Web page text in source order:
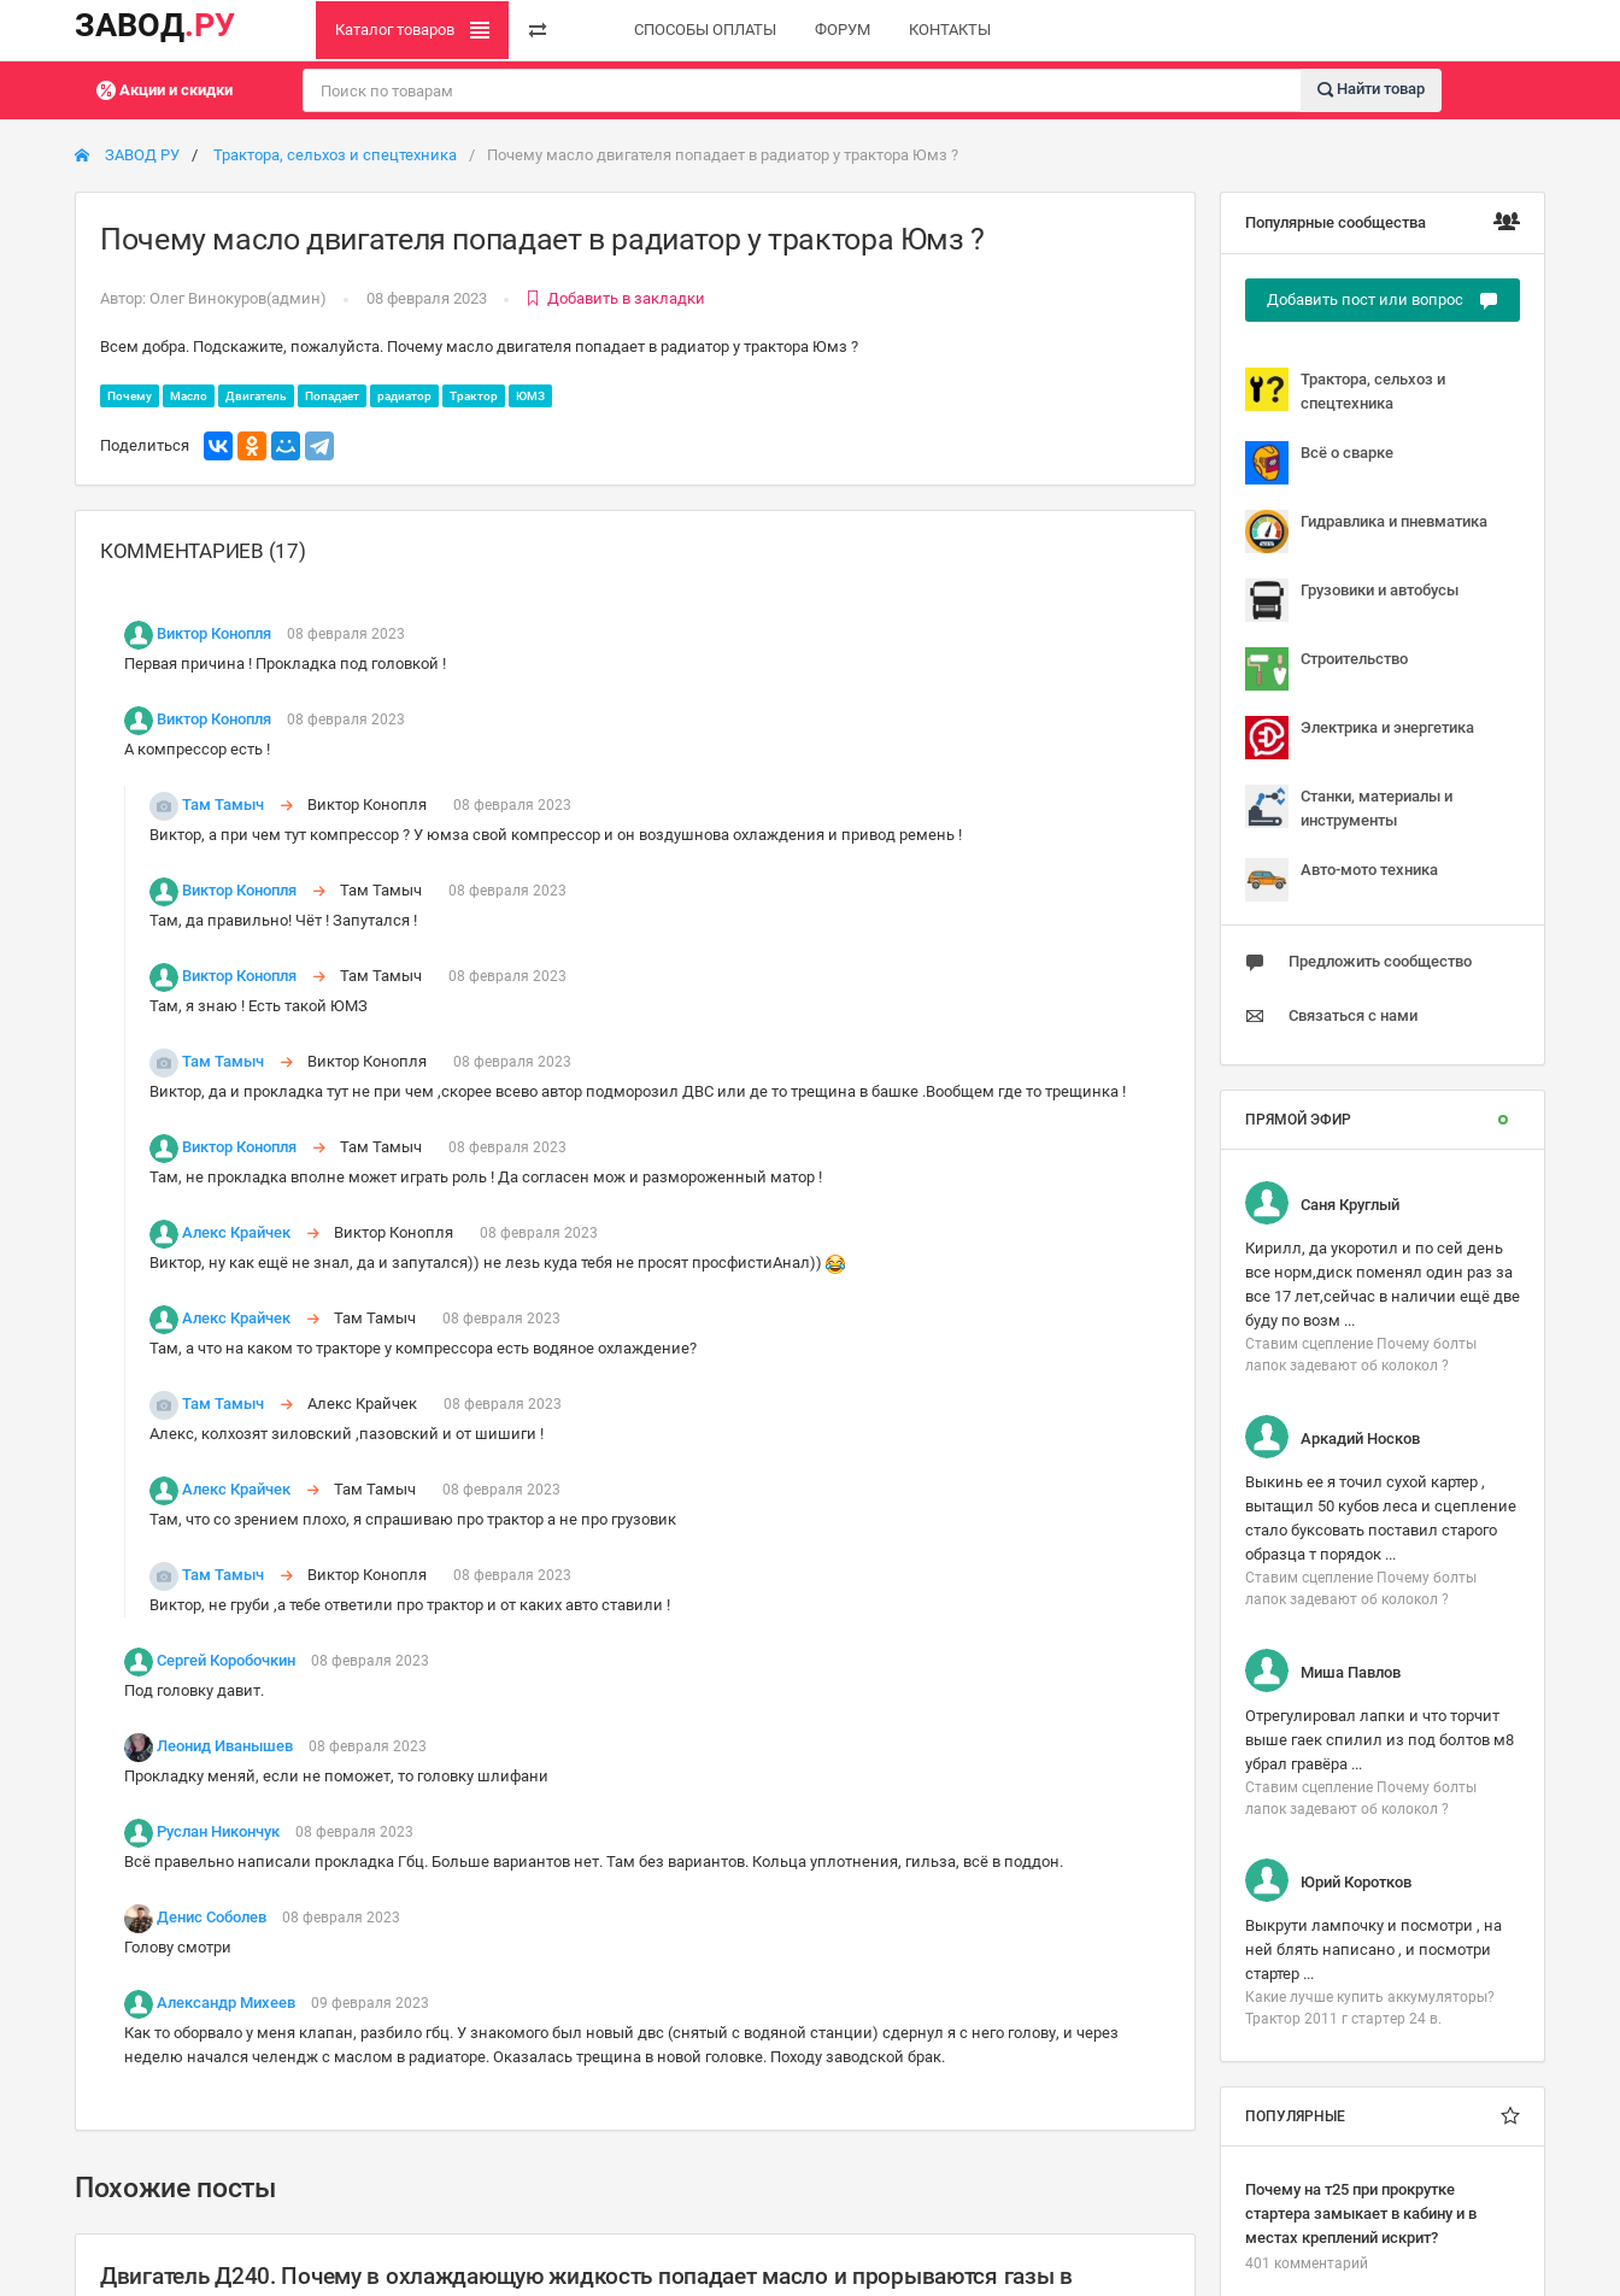
ЗАВОД.РУ Каталог товаров СПОСОБЫ ОПЛАТЫ ФОРУМ КОНТАКТЫ
Акции и скидки Найти товар
ЗАВОД РУ Трактора, сельхоз и спецтехника Почему масло двигателя попадает в радиатор у трактора Юмз ?
Почему масло двигателя попадает в радиатор у трактора Юмз ?
Автор: Олег Винокуров(админ) 08 февраля 2023 Добавить в закладки
Всем добра. Подскажите, пожалуйста. Почему масло двигателя попадает в радиатор у трактора Юмз ?
Почему Масло Двигатель Попадает радиатор Трактор ЮМЗ
Поделиться
КОММЕНТАРИЕВ (17)
Виктор Конопля 08 февраля 2023
Первая причина ! Прокладка под головкой !
Виктор Конопля 08 февраля 2023
А компрессор есть !
Там Тамыч Виктор Конопля 08 февраля 2023
Виктор, а при чем тут компрессор ? У юмза свой компрессор и он воздушнова охлаждения и привод ремень !
Виктор Конопля Там Тамыч 08 февраля 2023
Там, да правильно! Чёт ! Запутался !
Виктор Конопля Там Тамыч 08 февраля 2023
Там, я знаю ! Есть такой ЮМЗ
Там Тамыч Виктор Конопля 08 февраля 2023
Виктор, да и прокладка тут не при чем ,скорее всево автор подморозил ДВС или де то трещина в башке .Вообщем где то трещинка !
Виктор Конопля Там Тамыч 08 февраля 2023
Там, не прокладка вполне может играть роль ! Да согласен мож и размороженный матор !
Алекс Крайчек Виктор Конопля 08 февраля 2023
Виктор, ну как ещё не знал, да и запутался)) не лезь куда тебя не просят просфистиАнал))
Алекс Крайчек Там Тамыч 08 февраля 2023
Там, а что на каком то тракторе у компрессора есть водяное охлаждение?
Там Тамыч Алекс Крайчек 08 февраля 2023
Алекс, колхозят зиловский ,пазовский и от шишиги !
Алекс Крайчек Там Тамыч 08 февраля 2023
Там, что со зрением плохо, я спрашиваю про трактор а не про грузовик
Там Тамыч Виктор Конопля 08 февраля 2023
Виктор, не груби ,а тебе ответили про трактор и от каких авто ставили !
Сергей Коробочкин 08 февраля 2023
Под головку давит.
Леонид Иванышев 08 февраля 2023
Прокладку меняй, если не поможет, то головку шлифани
Руслан Никончук 08 февраля 2023
Всё правельно написали прокладка Гбц. Больше вариантов нет. Там без вариантов. Кольца уплотнения, гильза, всё в поддон.
Денис Соболев 08 февраля 2023
Голову смотри
Александр Михеев 09 февраля 2023
Как то оборвало у меня клапан, разбило гбц. У знакомого был новый двс (снятый с водяной станции) сдернул я с него голову, и через
неделю начался челендж с маслом в радиаторе. Оказалась трещина в новой головке. Походу заводской брак.
Похожие посты
Двигатель Д240. Почему в охлаждающую жидкость попадает масло и прорываются газы в
Популярные сообщества
Добавить пост или вопрос
Трактора, сельхоз и
спецтехника
Всё о сварке
Гидравлика и пневматика
Грузовики и автобусы
Строительство
Электрика и энергетика
Станки, материалы и
инструменты
Авто-мото техника
Предложить сообщество
Связаться с нами
ПРЯМОЙ ЭФИР
Саня Круглый
Кирилл, да укоротил и по сей день
все норм,диск поменял один раз за
все 17 лет,сейчас в наличии ещё две
буду по возм ...
Ставим сцепление Почему болты
лапок задевают об колокол ?
Аркадий Носков
Выкинь ее я точил сухой картер ,
вытащил 50 кубов леса и сцепление
стало буксовать поставил старого
образца т порядок ...
Ставим сцепление Почему болты
лапок задевают об колокол ?
Миша Павлов
Отрегулировал лапки и что торчит
выше гаек спилил из под болтов м8
убрал гравёра ...
Ставим сцепление Почему болты
лапок задевают об колокол ?
Юрий Коротков
Выкрути лампочку и посмотри , на
ней блять написано , и посмотри
стартер ...
Какие лучше купить аккумуляторы?
Трактор 2011 г стартер 24 в.
ПОПУЛЯРНЫЕ
Почему на т25 при прокрутке
стартера замыкает в кабину и в
местах креплений искрит?
401 комментарий